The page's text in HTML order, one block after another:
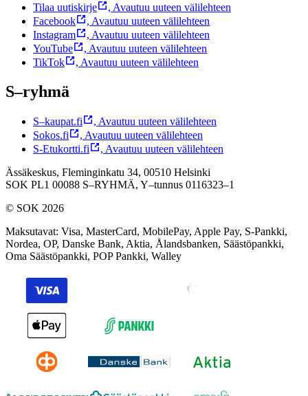
Tilaa uutiskirje , Avautuu uuteen välilehteen
Facebook
, Avautuu uuteen välilehteen
Instagram
, Avautuu uuteen välilehteen
YouTube
, Avautuu uuteen välilehteen
TikTok
, Avautuu uuteen välilehteen
S–ryhmä
S–kaupat.fi , Avautuu uuteen välilehteen
Sokos.fi
, Avautuu uuteen välilehteen
S-Etukortti.fi
, Avautuu uuteen välilehteen
Ässäkeskus, Fleminginkatu 34, 00510 Helsinki
SOK PL1 00088 S–RYHMÄ, Y–tunnus 0116323–1
© SOK 2026
Maksutavat: Visa, MasterCard, MobilePay, Apple Pay, S-Pankki,
Nordea, OP, Danske Bank, Aktia, Ålandsbanken, Säästöpankki,
Oma Säästöpankki, POP Pankki, Walley